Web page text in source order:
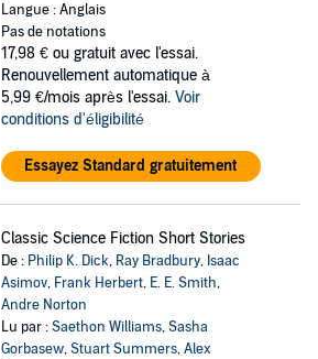
Langue : Anglais
Pas de notations
17,98 € ou gratuit avec l'essai.
Renouvellement automatique à
5,99 €/mois après l'essai. Voir
conditions d'éligibilité
Essayez Standard gratuitement
Classic Science Fiction Short Stories
De : Philip K. Dick, Ray Bradbury, Isaac
Asimov, Frank Herbert, E. E. Smith,
Andre Norton
Lu par :Saethon Williams,Sasha
Gorbasew,Stuart Summers,Alex